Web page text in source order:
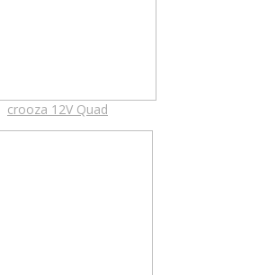
crooza 12V Quad